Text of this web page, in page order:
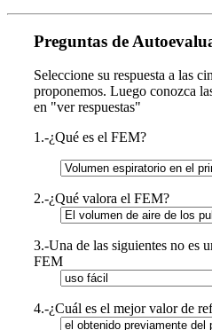
Preguntas de
Seleccione su respuesta a las
proponemos. Luego conozca
en "ver respuestas"
1.-¿Qué es el FEM?
2.-¿Qué valora el FEM?
3.-Una de las siguientes no es
FEM
4.-¿Cuál es el mejor valor de